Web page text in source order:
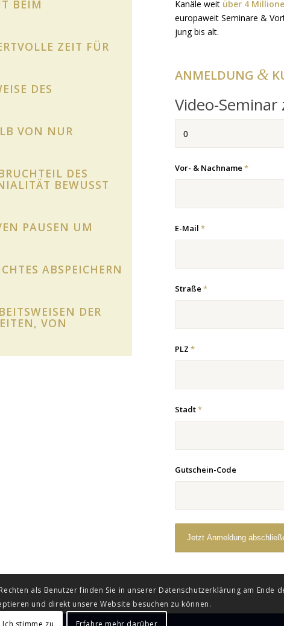
BEIM
ZEIT FÜR
DES
VON NUR
DES
BEWUSST
PAUSEN UM
ABSPEICHERN
DER
VON L
Kanäle weit über 4
europaweit Seminare &
jung bis alt.
ANMELDUNG &
Video-Seminar
Vor- & Nachname*
E-Mail*
Straße*
PLZ*
Stadt*
Gutschein-Code
als Benutzer finden Sie in unserer Datenschutzerklärung am Ende
und direkt unsere Website besuchen zu können.
Ich stimme zu
Erfahre mehr darüber